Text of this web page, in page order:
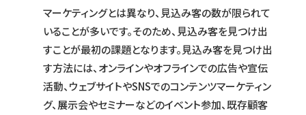
マーケティングとは異なり、見込み客の数が限られて
いることが多いです。そのため、見込み客を見つけ出
すことが最初の課題となります。見込み客を見つけ出
す方法には、オンラインやオフラインでの広告や宣伝
活動、ウェブサイトやSNSでのコンテンツマーケティン
グ、展示会やセミナーなどのイベント参加、既存顧客